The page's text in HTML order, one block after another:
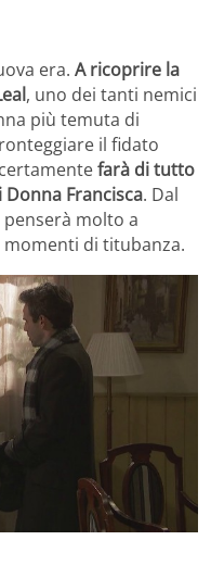
era. A ricoprire la
, uno dei tanti nemici
più temuta di
il fidato
farà di tutto
Francisca. Dal
molto a
momenti di titubanza.